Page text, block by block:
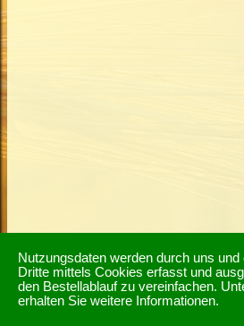
Nutzungsdaten werden durch uns und
Dritte mittels Cookies erfasst und
den Bestellablauf zu vereinfachen.
erhalten Sie weitere Informationen.